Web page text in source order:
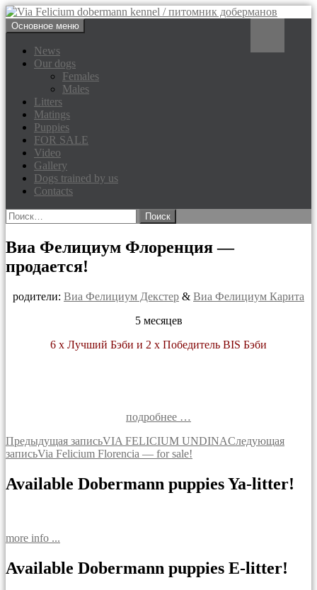
Via Felicium dobermann
kennel / питомник доберманов
Основное меню
к
News
Our dogs
Females
Males
Litters
Matings
Puppies
FOR SALE
Video
Gallery
Dogs trained by us
Contacts
Найти:
Виа Фелициум Флоренция —
продается!
родители: Виа Фелициум Декстер & Виа Фелициум Карита
5 месяцев
6 х Лучший Бэби и 2 х Победитель BIS Бэби
подробнее …
Навигация
по
записям
Предыдущая записьVIA FELICIUM UNDINAСледующая
записьVia Felicium Florencia — for sale!
Available Dobermann puppies Ya-litter!
more info ...
Available Dobermann puppies E-litter!